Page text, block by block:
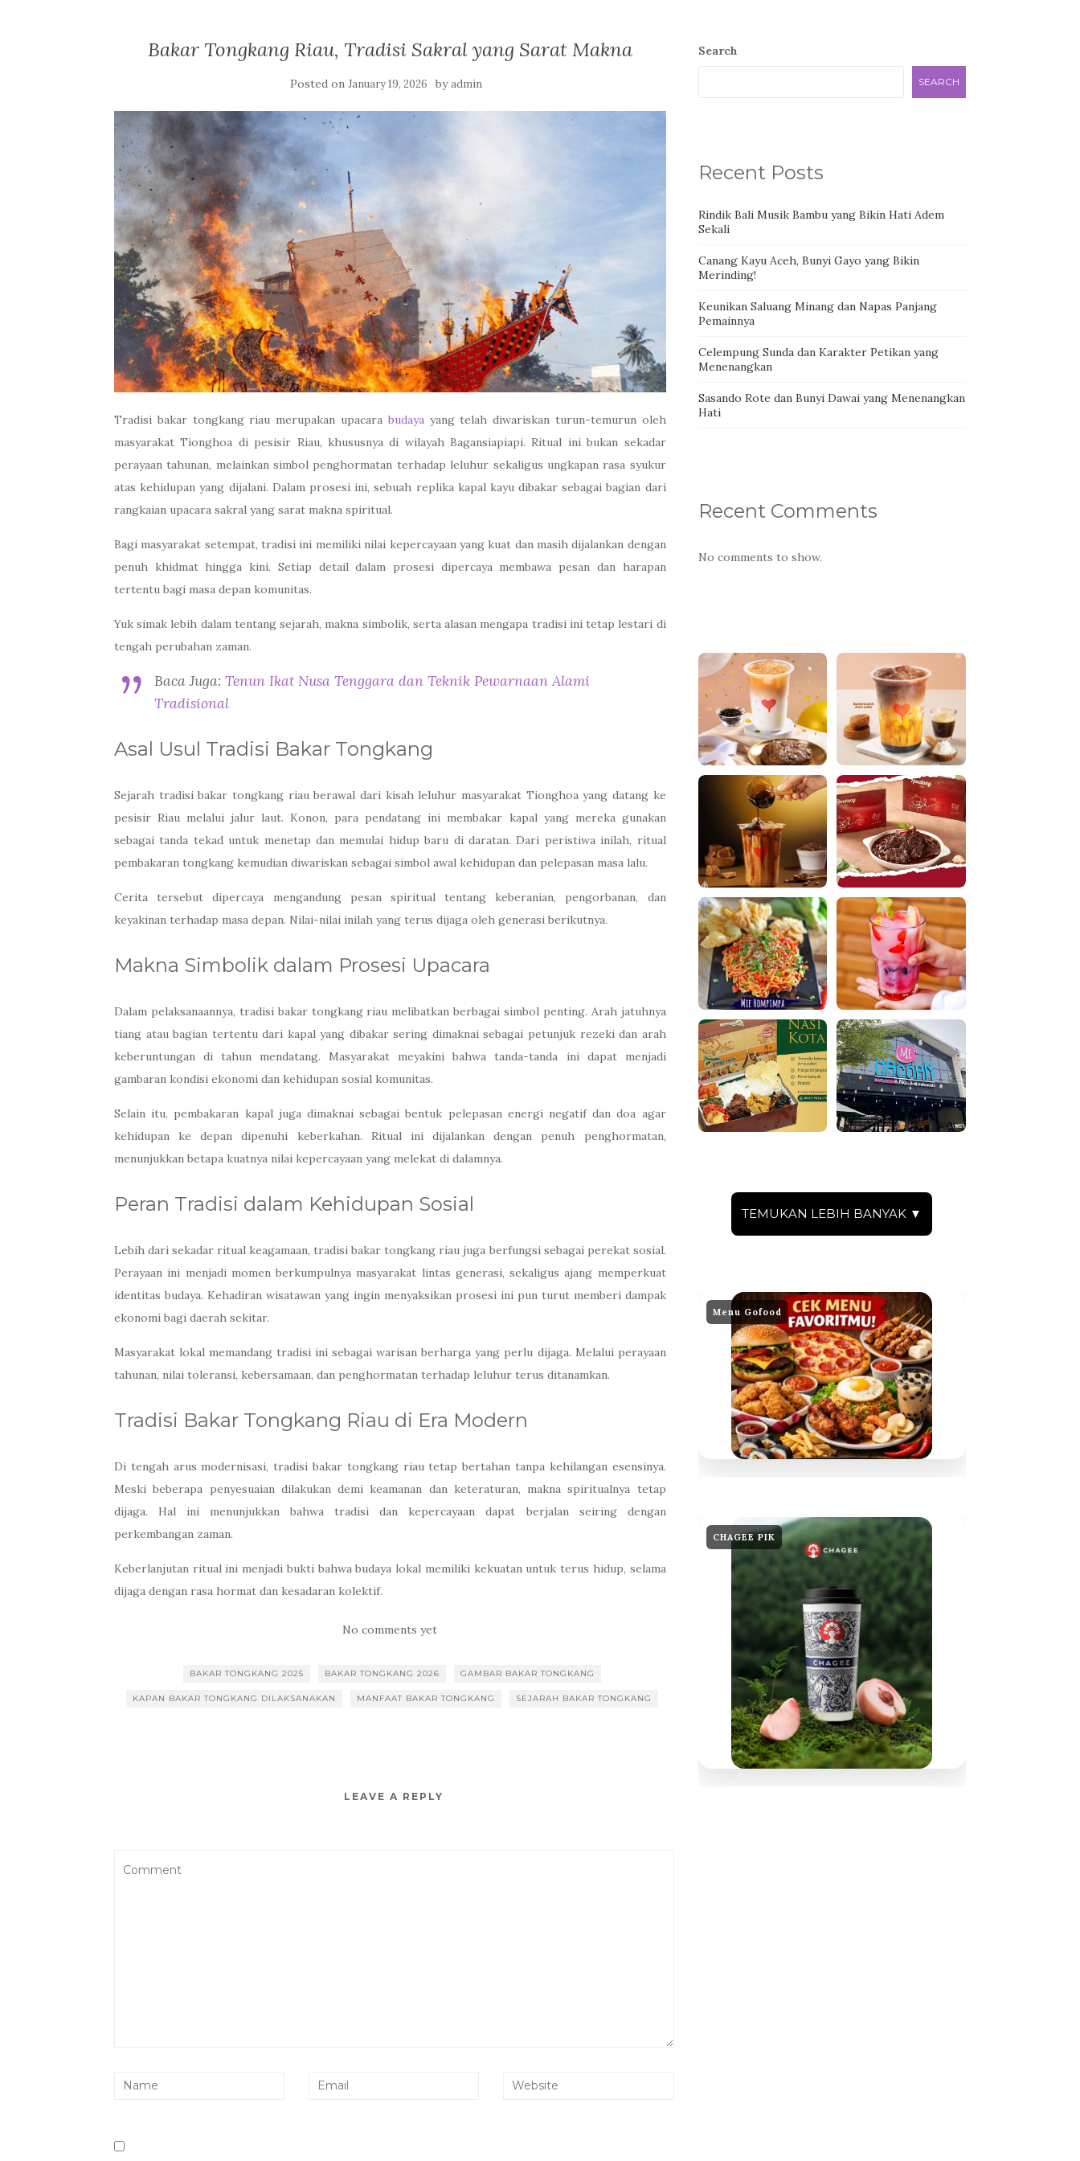
Bakar Tongkang Riau, Tradisi Sakral yang Sarat Makna
Posted on January 19, 2026 byadmin
Tradisi bakar tongkang riau merupakan upacara budayayang telah diwariskan turun-temurun oleh
masyarakat Tionghoa di pesisir Riau, khususnya di wilayah Bagansiapiapi. Ritual ini bukan sekadar
perayaan tahunan, melainkan simbol penghormatan terhadap leluhur sekaligus ungkapan rasa syukur
atas kehidupan yang dijalani. Dalam prosesi ini, sebuah replika kapal kayu dibakar sebagai bagian dari
rangkaian upacara sakral yang sarat makna spiritual.
Bagi masyarakat setempat, tradisi ini memiliki nilai kepercayaan yang kuat dan masih dijalankan dengan
penuh khidmat hingga kini. Setiap detail dalam prosesi dipercaya membawa pesan dan harapan
tertentu bagi masa depan komunitas.
Yuk simak lebih dalam tentang sejarah, makna simbolik, serta alasan mengapa tradisi ini tetap lestari di
tengah perubahan zaman.
Baca Juga: Tenun Ikat Nusa Tenggara dan Teknik Pewarnaan Alami
Tradisional
Asal Usul Tradisi Bakar Tongkang
Sejarah tradisi bakar tongkang riau berawal dari kisah leluhur masyarakat Tionghoa yang datang ke
pesisir Riau melalui jalur laut. Konon, para pendatang ini membakar kapal yang mereka gunakan
sebagai tanda tekad untuk menetap dan memulai hidup baru di daratan. Dari peristiwa inilah, ritual
pembakaran tongkang kemudian diwariskan sebagai simbol awal kehidupan dan pelepasan masa lalu.
Cerita tersebut dipercaya mengandung pesan spiritual tentang keberanian, pengorbanan, dan
keyakinan terhadap masa depan. Nilai-nilai inilah yang terus dijaga oleh generasi berikutnya.
Makna Simbolik dalam Prosesi Upacara
Dalam pelaksanaannya, tradisi bakar tongkang riau melibatkan berbagai simbol penting. Arah jatuhnya
tiang atau bagian tertentu dari kapal yang dibakar sering dimaknai sebagai petunjuk rezeki dan arah
keberuntungan di tahun mendatang. Masyarakat meyakini bahwa tanda-tanda ini dapat menjadi
gambaran kondisi ekonomi dan kehidupan sosial komunitas.
Selain itu, pembakaran kapal juga dimaknai sebagai bentuk pelepasan energi negatif dan doa agar
kehidupan ke depan dipenuhi keberkahan. Ritual ini dijalankan dengan penuh penghormatan,
menunjukkan betapa kuatnya nilai kepercayaan yang melekat di dalamnya.
Peran Tradisi dalam Kehidupan Sosial
Lebih dari sekadar ritual keagamaan, tradisi bakar tongkang riau juga berfungsi sebagai perekat sosial.
Perayaan ini menjadi momen berkumpulnya masyarakat lintas generasi, sekaligus ajang memperkuat
identitas budaya. Kehadiran wisatawan yang ingin menyaksikan prosesi ini pun turut memberi dampak
ekonomi bagi daerah sekitar.
Masyarakat lokal memandang tradisi ini sebagai warisan berharga yang perlu dijaga. Melalui perayaan
tahunan, nilai toleransi, kebersamaan, dan penghormatan terhadap leluhur terus ditanamkan.
Tradisi Bakar Tongkang Riau di Era Modern
Di tengah arus modernisasi, tradisi bakar tongkang riau tetap bertahan tanpa kehilangan esensinya.
Meski beberapa penyesuaian dilakukan demi keamanan dan keteraturan, makna spiritualnya tetap
dijaga. Hal ini menunjukkan bahwa tradisi dan kepercayaan dapat berjalan seiring dengan
perkembangan zaman.
Keberlanjutan ritual ini menjadi bukti bahwa budaya lokal memiliki kekuatan untuk terus hidup, selama
dijaga dengan rasa hormat dan kesadaran kolektif.
No comments yet
BAKAR TONGKANG 2025 BAKAR TONGKANG 2026 GAMBAR BAKAR TONGKANG
KAPAN BAKAR TONGKANG DILAKSANAKAN MANFAAT BAKAR TONGKANG SEJARAH BAKAR TONGKANG
LEAVE A REPLY
Search
SEARCH
Recent Posts
Rindik Bali Musik Bambu yang Bikin Hati Adem
Sekali
Canang Kayu Aceh, Bunyi Gayo yang Bikin
Merinding!
Keunikan Saluang Minang dan Napas Panjang
Pemainnya
Celempung Sunda dan Karakter Petikan yang
Menenangkan
Sasando Rote dan Bunyi Dawai yang Menenangkan
Hati
Recent Comments
No comments to show.
TEMUKAN LEBIH BANYAK ▼
Menu Gofood
CHAGEE PIK